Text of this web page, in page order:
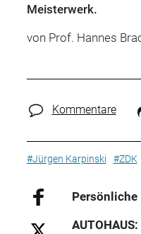
Meisterwerk.
von Prof. Hannes
Kommentare
#Jürgen Karpinski #ZDK